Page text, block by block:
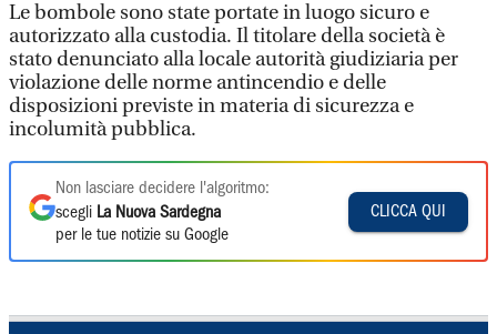
Le bombole sono state portate in luogo sicuro e
autorizzato alla custodia. Il titolare della società è
stato denunciato alla locale autorità giudiziaria per
violazione delle norme antincendio e delle
disposizioni previste in materia di sicurezza e
incolumità pubblica.
Non lasciare decidere l'algoritmo:
scegli La Nuova Sardegna
per le tue notizie su Google
CLICCA QUI